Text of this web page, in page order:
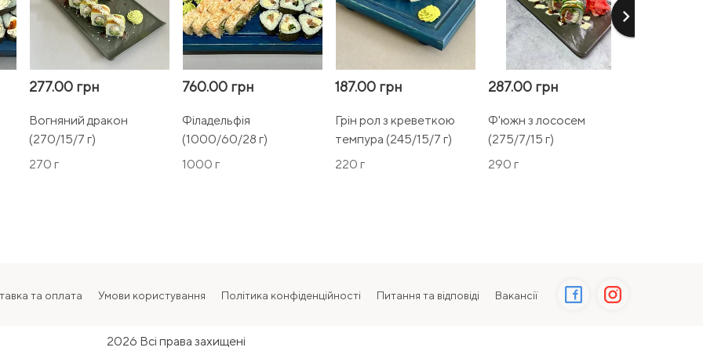
keyboard_arrow_right
277.00 грн
Вогняний дракон
(270/15/7 г)
270 г
760.00 грн
Філадельфія
(1000/60/28 г)
1000 г
187.00 грн
Грін рол з креветкою
темпура (245/15/7 г)
220 г
287.00 грн
Ф'южн з лососем
(275/7/15 г)
290 г
та оплата Умови користування Політика конфіденційності Питання та відповіді Вакансії
2026 Всі права захищені